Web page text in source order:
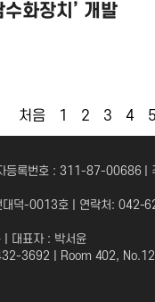
화장치’ 개발
처음 1 2 3 4 5
등록번호 : 311-87-00686 |
대덕-0013호 | 연락처:
| 대표자 : 박서윤
3692 | Room 402,